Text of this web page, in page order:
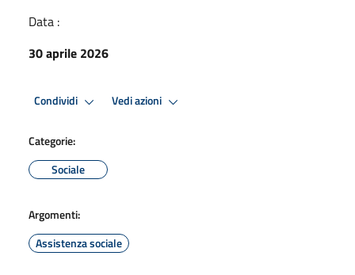
Data :
30 aprile 2026
Condividi Vedi azioni
Categorie:
Sociale
Argomenti:
Assistenza sociale